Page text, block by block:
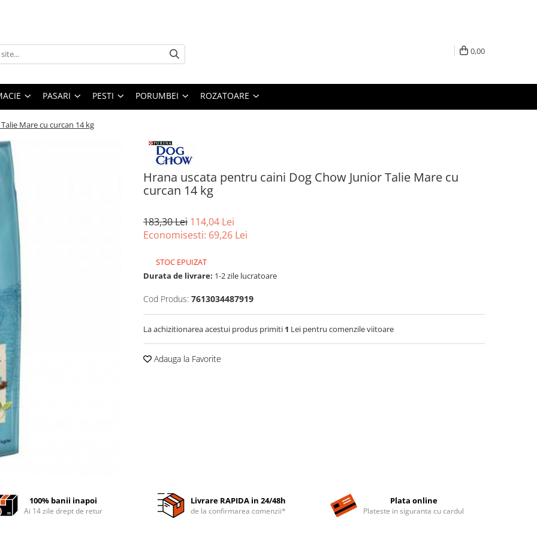
0,00
PASARI PESTI PORUMBEI ROZATOARE
Mare cu curcan 14 kg
Hrana uscata pentru caini Dog Chow Junior Talie Mare cu
curcan 14 kg
183,30 Lei 114,04 Lei
Economisesti: 69,26 Lei
STOC EPUIZAT
Durata de livrare: 1-2 zile lucratoare
Cod Produs: 7613034487919
La achizitionarea acestui produs primiti 1 Lei pentru comenzile viitoare
Adauga la Favorite
100% banii inapoi
Ai 14 zile drept de retur
Livrare RAPIDA in 24/48h
de la confirmarea comenzii*
Plata online
Plateste in siguranta cu cardul